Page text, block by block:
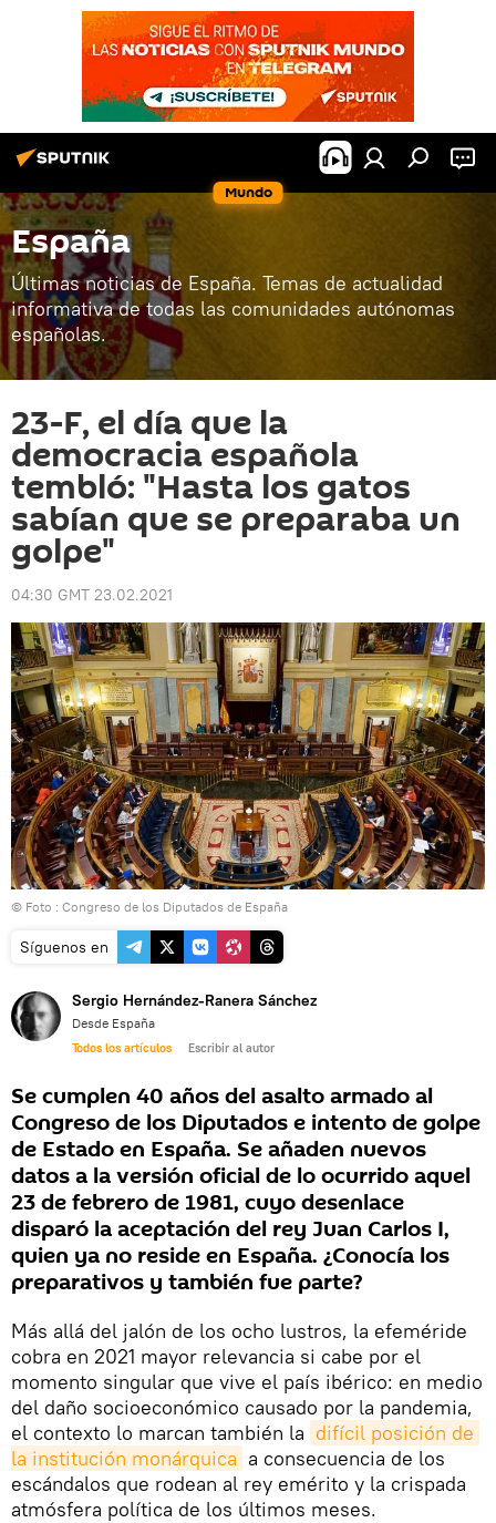
Mundo
España
Últimas noticias de España. Temas de actualidad
informativa de todas las comunidades autónomas
españolas.
23-F, el día que la
democracia española
tembló: "Hasta los gatos
sabían que se preparaba un
golpe"
04:30 GMT 23.02.2021
© Foto : Congreso de los Diputados de España
Síguenos en
Sergio Hernández-Ranera Sánchez
Desde España
Todos los artículos Escribir al autor
Se cumplen 40 años del asalto armado al
Congreso de los Diputados e intento de golpe
de Estado en España. Se añaden nuevos
datos a la versión oficial de lo ocurrido aquel
23 de febrero de 1981, cuyo desenlace
disparó la aceptación del rey Juan Carlos I,
quien ya no reside en España. ¿Conocía los
preparativos y también fue parte?
Más allá del jalón de los ocho lustros, la efeméride
cobra en 2021 mayor relevancia si cabe por el
momento singular que vive el país ibérico: en medio
del daño socioeconómico causado por la pandemia,
el contexto lo marcan también la difícil posición de
la institución monárquica a consecuencia de los
escándalos que rodean al rey emérito y la crispada
atmósfera política de los últimos meses.